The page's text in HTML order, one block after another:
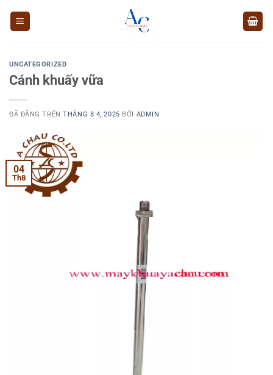
UNCATEGORIZED
Cánh khuấy vữa
ĐÃ ĐĂNG TRÊNTHÁNG 8 4, 2025 BỞI ADMIN
04
Th8